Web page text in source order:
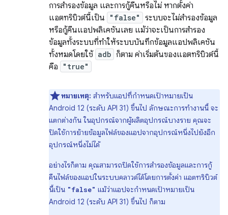
การสำรองข้อมูล และการกู้คืนหรือไม่ หากตั้งค่า
แอตทริบิวต์นี้เป็น
"false"
ระบบจะไม่สำรองข้อมูล
หรือกู้คืนแอปพลิเคชันเลย แม้ว่าจะเป็นการสำรอง
ข้อมูลทั้งระบบที่ทำให้ระบบบันทึกข้อมูลแอปพลิเคชัน
ทั้งหมดโดยใช้ adb ก็ตาม ค่าเริ่มต้นของแอตทริบิวต์นี้
คือ
"true"
หมายเหตุ: สําหรับแอปที่กําหนดเป้าหมายเป็น
Android 12 (ระดับ API 31) ขึ้นไป ลักษณะการทํางานนี้ จะ
แตกต่างกัน ในอุปกรณ์จากผู้ผลิตอุปกรณ์บางราย คุณจะ
ปิดใช้การย้ายข้อมูลไฟล์ของแอปจากอุปกรณ์หนึ่งไปยังอีก
อุปกรณ์หนึ่งไม่ได้
อย่างไรก็ตาม คุณสามารถปิดใช้การสำรองข้อมูลและการกู้
คืนไฟล์ของแอปในระบบคลาวด์ได้โดยการตั้งค่า แอตทริบิวต์
นี้เป็น "false" แม้ว่าแอปจะกำหนดเป้าหมายเป็น
Android 12 (ระดับ API 31) ขึ้นไป ก็ตาม